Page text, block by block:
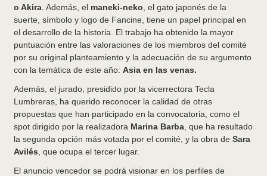
o Akira . Además, el maneki-neko , el gato japonés de la
suerte, símbolo y logo de Fancine, tiene un papel principal en
el desarrollo de la historia. El trabajo ha obtenido la mayor
puntuación entre las valoraciones de los miembros del comité
por su original planteamiento y la adecuación de su argumento
con la temática de este año: Asia en las venas.
Además, el jurado, presidido por la vicerrectora Tecla
Lumbreras, ha querido reconocer la calidad de otras
propuestas que han participado en la convocatoria, como el
spot dirigido por la realizadora Marina Barba , que ha resultado
la segunda opción más votada por el comité, y la obra de Sara
Avilés , que ocupa el tercer lugar.
El anuncio vencedor se podrá visionar en los perfiles de